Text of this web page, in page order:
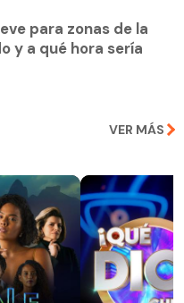
y a qué hora sería
para zonas de la
y a qué hora sería
VER MÁS